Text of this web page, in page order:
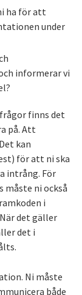
ha för att
under
informerar vi
finns det
på. Att
kan
för att ni ska
intrång. För
ni också
i
det gäller
det i
Ni måste
både